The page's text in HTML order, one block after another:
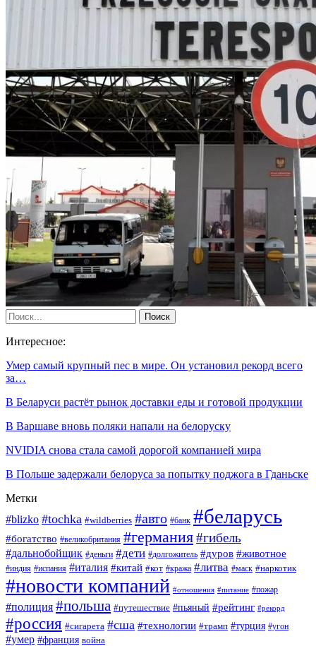
Интересное:
Умер самый крупный пес в мире. Он установил рекорд всего
за…
В Беларуси растёт рынок доставки еды и готовой продукции
В Варшаве вновь поляки напали на белоруску
NVIDIA снова стала самой дорогой компанией мира
В Польше задержали белоруса за попытку поджога в Гданьске
Метки
#blizko #tochka #wildberries #авто #банк #беларусь
#богатство #великобритания #германия#гибель
#дальнобойщик #деньги #дети #долгожитель #дуров #животное
#индия #испания #италия #китай #кот #кража #литва #маск #наркотик
#новости компаний #отношения #питание #пожар
#полиция #польша #путешествие #пьяный #рейтинг #рекорд
#россия #сигарета #сша #технологии #трамп #турция #угон
#умер #франция война